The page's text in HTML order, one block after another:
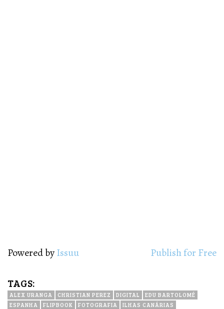
Powered byIssuu Publish for Free
TAGS:
ALEX URANGA CHRISTIAN PEREZ DIGITAL
EDU BARTOLOMÉ
ESPANHA
FLIPBOOK FOTOGRAFIA
ILHAS CANÁRIAS